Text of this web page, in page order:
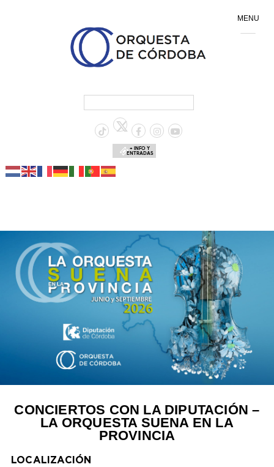
+ INFO Y
ENTRADAS
CONCIERTOS CON LA DIPUTACIÓN –
LA ORQUESTA SUENA EN LA
PROVINCIA
LOCALIZACIÓN
MENU